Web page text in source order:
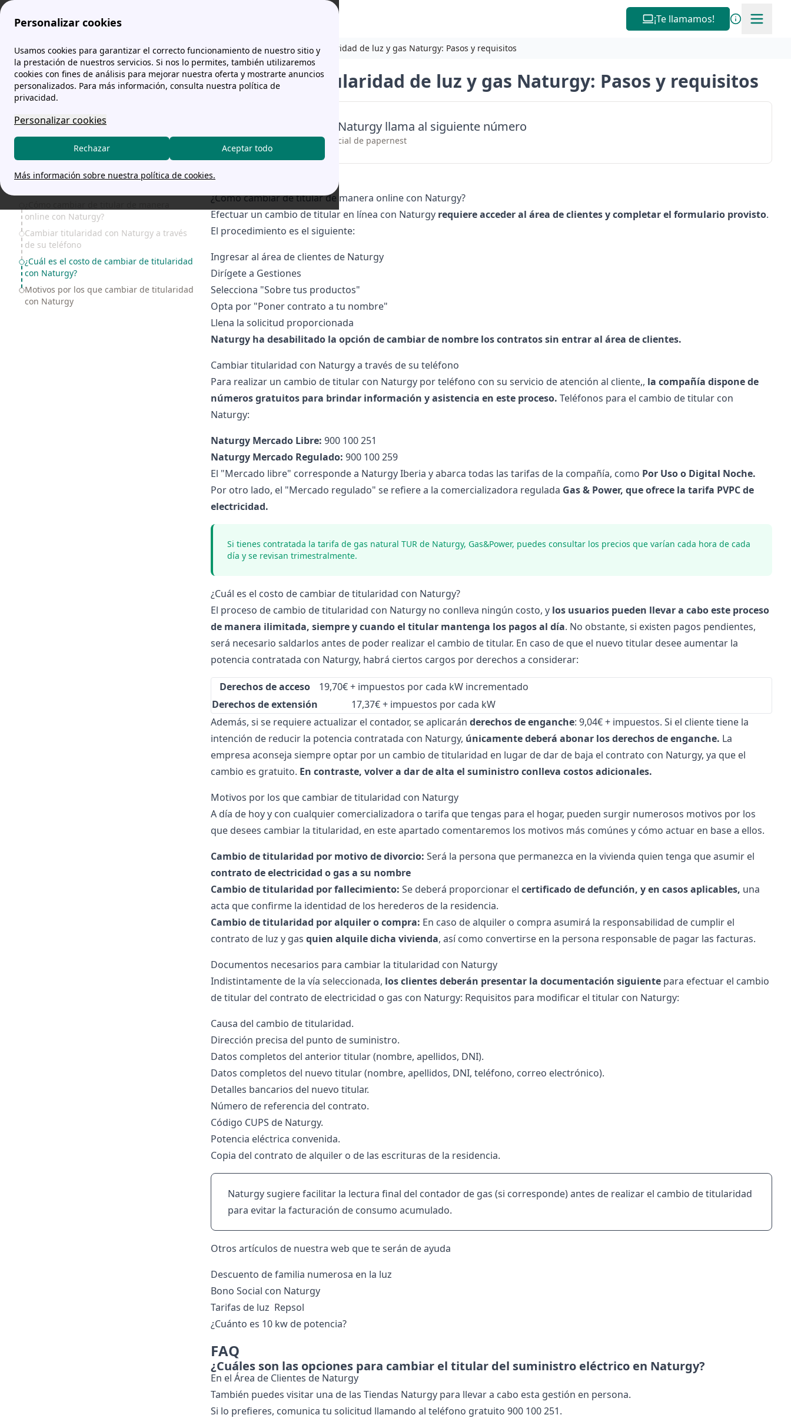
Personalizar cookies
Usamos cookies para garantizar el correcto funcionamiento de nuestro sitio y
la prestación de nuestros servicios. Si nos lo permites, también utilizaremos
cookies con fines de análisis para mejorar nuestra oferta y mostrarte anuncios
personalizados. Para más información, consulta nuestra política de
privacidad.
Personalizar cookies
Aceptar todo
Rechazar
Más información sobre nuestra política de cookies.
¡Te llamamos!
comparador-tarifas.es Naturgy: tarifas, teléfono y opiniones Cambiar la titularidad de luz y gas Naturgy: Pasos y requisitos
online con Naturgy?
Cambiar titularidad con Naturgy a través
de su teléfono
¿Cuál es el costo de cambiar de titularidad
con Naturgy?
Motivos por los que cambiar de titularidad
con Naturgy
Cambiar la titularidad de luz y gas Naturgy: Pasos y requisitos
Para contactar con Naturgy llama al siguiente número
Naturgy no es socio comercial de papernest
Lunes a Sábado de 08:00h a 22:00h
¿Cómo cambiar de titular de manera online con Naturgy?
Efectuar un cambio de titular en línea con Naturgy requiere acceder al área de clientesy completar el formulario provisto.
El procedimiento es el siguiente:
Ingresar al área de clientes de Naturgy
Dirígete a Gestiones
Selecciona "Sobre tus productos"
Opta por "Poner contrato a tu nombre"
Llena la solicitud proporcionada
Naturgy ha desabilitado la opción de cambiar de nombre los contratos sin entrar al área de clientes.
Cambiar titularidad con Naturgy a través de su teléfono
Para realizar un cambio de titular con Naturgypor teléfono con su servicio deatención al cliente,, la compañía dispone de
números gratuitos para brindar información y asistencia en este proceso. Teléfonos para el cambio de titular con
Naturgy:
Naturgy Mercado Libre: 900 100 251
Naturgy Mercado Regulado: 900 100 259
El "Mercado libre" corresponde a Naturgy Iberia y abarca todas las tarifas de la compañía, como Por Uso o Digital Noche.
Por otro lado, el "Mercado regulado" se refiere a la comercializadora regulada Gas & Power, que ofrece la tarifa PVPC de
electricidad.
Si tienes contratada la tarifa de gas natural TUR de Naturgy, Gas&Power, puedes consultar los precios que varían cada hora de cada
día y se revisan trimestralmente.
¿Cuál es el costo de cambiar de titularidad con Naturgy?
El proceso de cambio de titularidad con Naturgy no conlleva ningún costo, y los usuarios pueden llevar a cabo este proceso
de manera ilimitada, siempre y cuando el titular mantenga los pagos al día. No obstante, si existen pagos pendientes,
será necesario saldarlos antes de poder realizar el cambio de titular. En caso de que el nuevo titular desee aumentar la
potencia contratada con Naturgy, habrá ciertos cargos por derechos a considerar:
Derechos de acceso
19,70€ + impuestos por cada kW incrementado
Derechos de extensión
17,37€ + impuestos por cada kW
Además, si se requiere actualizar el contador, se aplicarán derechos de enganche: 9,04€ + impuestos. Si el cliente tiene la
intención de reducir la potencia contratada con Naturgy, únicamente deberá abonar los derechos de enganche. La
empresa aconseja siempre optar por un cambio de titularidad en lugar de dar de baja el contrato con Naturgy, ya que el
cambio es gratuito. En contraste, volver a dar de alta el suministro conlleva costos adicionales.
Motivos por los que cambiar de titularidad con Naturgy
A día de hoy y con cualquier comercializadora o tarifa que tengas para el hogar, pueden surgir numerosos motivos por los
que desees cambiar la titularidad, en este apartado comentaremos los motivos más comúnes y cómo actuar en base a ellos.
Cambio de titularidad por motivo de divorcio: Será la persona que permanezca en la vivienda quien tenga que asumir el
contrato de electricidad o gas a su nombre
Cambio de titularidad por fallecimiento: Se deberá proporcionar el certificado de defunción, y en casos aplicables, una
acta que confirme la identidad de los herederos de la residencia.
Cambio de titularidad por alquiler o compra: En caso de alquiler o compra asumirá la responsabilidad de cumplir el
contrato de luz y gas quien alquile dicha vivienda, así como convertirse en la persona responsable de pagar las facturas.
Documentos necesarios para cambiar la titularidad con Naturgy
Indistintamente de la vía seleccionada, los clientes deberán presentar la documentación siguientepara efectuar el cambio
de titular del contrato de electricidad o gas con Naturgy: Requisitos para modificar el titular con Naturgy:
Causa del cambio de titularidad.
Dirección precisa del punto de suministro.
Datos completos del anterior titular (nombre, apellidos, DNI).
Datos completos del nuevo titular (nombre, apellidos, DNI, teléfono, correo electrónico).
Detalles bancarios del nuevo titular.
Número de referencia del contrato.
Código CUPS de Naturgy.
Potencia eléctrica convenida.
Copia del contrato de alquiler o de las escrituras de la residencia.
Naturgy sugiere facilitar la lectura final del contador de gas (si corresponde) antes de realizar el cambio de titularidad
para evitar la facturación de consumo acumulado.
Otros artículos de nuestra web que te serán de ayuda
Descuento de familia numerosa en la luz
Bono Social con Naturgy
Tarifas de luz Repsol
¿Cuánto es 10 kw de potencia?
FAQ
¿Cuáles son las opciones para cambiar el titular del suministro eléctrico en Naturgy?
En el Área de Clientes de Naturgy
También puedes visitar una de las Tiendas Naturgy para llevar a cabo esta gestión en persona.
Si lo prefieres, comunica tu solicitud llamando al teléfono gratuito 900 100 251.